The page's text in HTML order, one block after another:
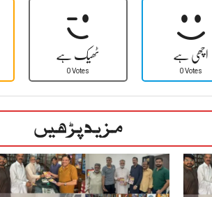
ٹھیک ہے
0 Votes
اچھی ہے
0 Votes
مزید پڑھیں